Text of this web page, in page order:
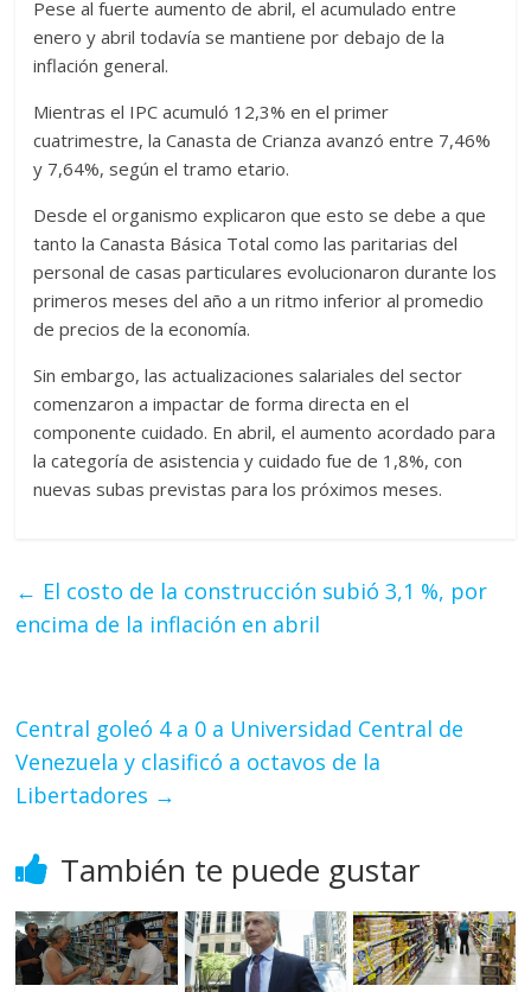
Pese al fuerte aumento de abril, el acumulado entre
enero y abril todavía se mantiene por debajo de la
inflación general.
Mientras el IPC acumuló 12,3% en el primer
cuatrimestre, la Canasta de Crianza avanzó entre 7,46%
y 7,64%, según el tramo etario.
Desde el organismo explicaron que esto se debe a que
tanto la Canasta Básica Total como las paritarias del
personal de casas particulares evolucionaron durante los
primeros meses del año a un ritmo inferior al promedio
de precios de la economía.
Sin embargo, las actualizaciones salariales del sector
comenzaron a impactar de forma directa en el
componente cuidado. En abril, el aumento acordado para
la categoría de asistencia y cuidado fue de 1,8%, con
nuevas subas previstas para los próximos meses.
← El costo de la construcción subió 3,1 %, por
encima de la inflación en abril
Central goleó 4 a 0 a Universidad Central de
Venezuela y clasificó a octavos de la
Libertadores →
También te puede gustar